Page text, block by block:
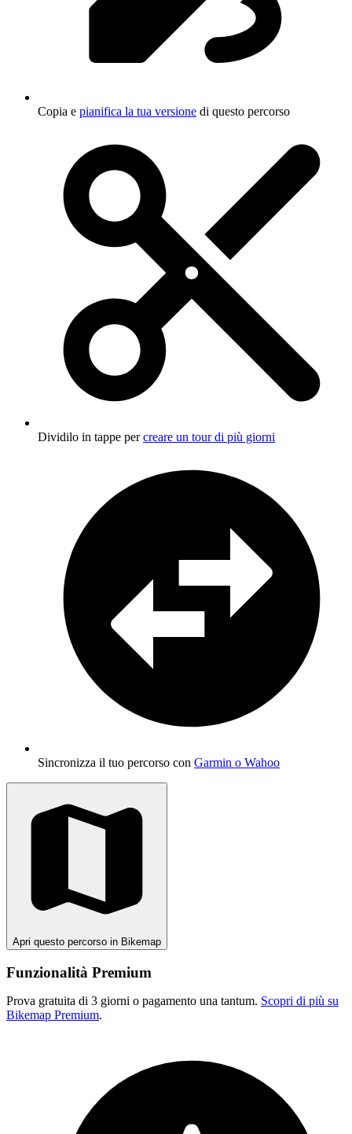
Copia e pianifica la tua versione di questo percorso
Dividilo in tappe percreare un tour di più giorni
Sincronizza il tuo percorso con Garmin o Wahoo
Apri questo percorso in Bikemap
Funzionalità Premium
Prova gratuita di 3 giorni o pagamento una tantum. Scopri di più su
Bikemap Premium.